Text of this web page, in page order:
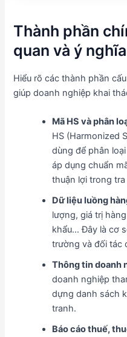
Thành phần
quan và ý
Hiểu rõ các thành phần
giúp doanh nghiệp khai
Mã HS và phân
HS (Harmonized
dùng để phân
áp dụng chuẩn
thuận lợi trong
Dữ liệu luồng
lượng, giá trị
khẩu… Đây là cơ
trường và đối tác
Thông tin doanh
doanh nghiệp
dựng danh sách
tranh.
Báo cáo thuế,